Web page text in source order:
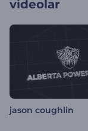
videolar
jason coughlin